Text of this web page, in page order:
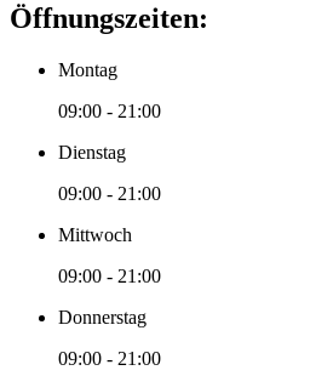
Öffnungszeiten:
Montag
09:00 - 21:00
Dienstag
09:00 - 21:00
Mittwoch
09:00 - 21:00
Donnerstag
09:00 - 21:00